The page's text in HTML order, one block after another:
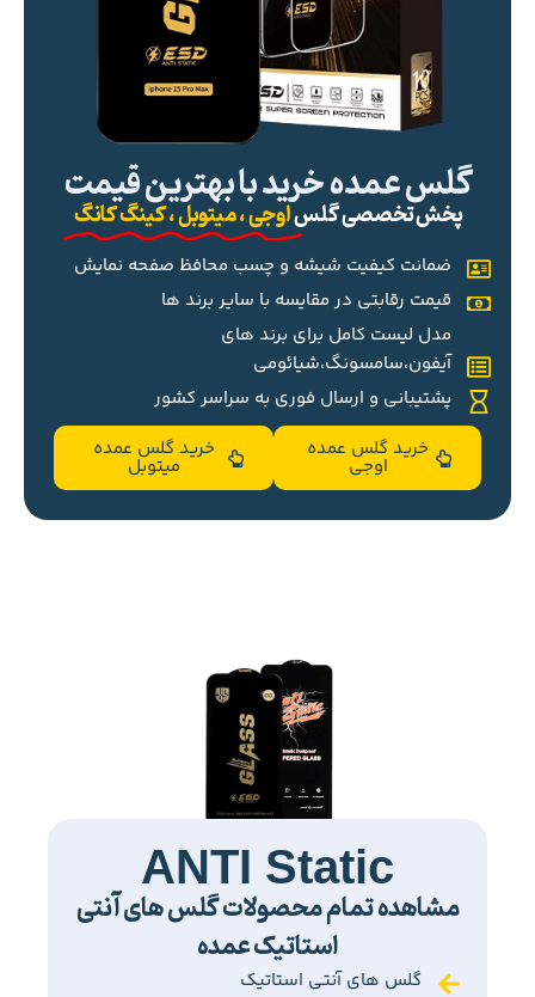
گلس عمده خرید با بهترین قیمت
پخش تخصصی گلساوجی ، میتوبل ، کینگ کانگ
ضمانت کیفیت شیشه و چسب محافظ صفحه نمایش
قیمت رقابتی در مقایسه با سایر برند ها
مدل لیست کامل برای برند های
آیفون،سامسونگ،شیائومی
پشتیبانی و ارسال فوری به سراسر کشور
خرید گلس عمده
اوجی
خرید گلس عمده
میتوبل
ANTI Static
مشاهده تمام محصولات گلس های آنتی
استاتیک عمده
گلس های آنتی استاتیک